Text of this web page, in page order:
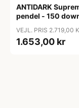
ANTIDARK
pendel - 150
VEJL. PRIS 2.719,00
1.653,00 kr